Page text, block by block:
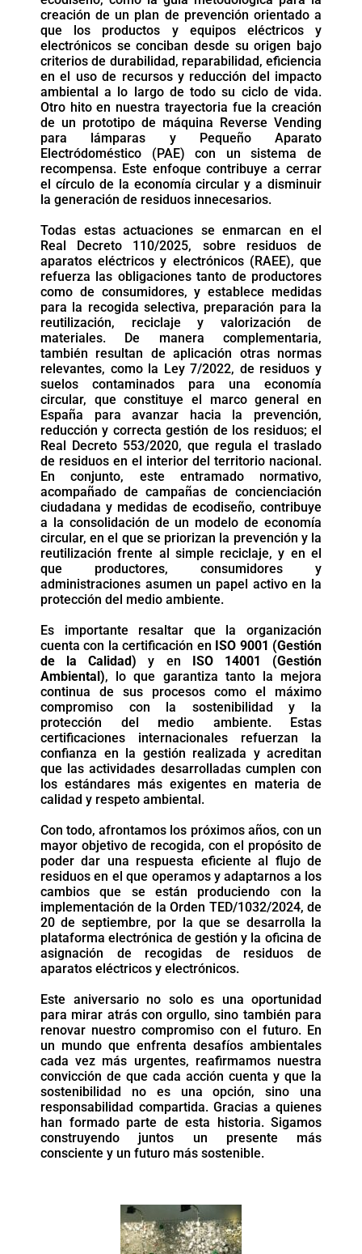
creación de un plan de prevención orientado a
que los productos y equipos eléctricos y
electrónicos se conciban desde su origen bajo
criterios de durabilidad, reparabilidad, eficiencia
en el uso de recursos y reducción del impacto
ambiental a lo largo de todo su ciclo de vida.
Otro hito en nuestra trayectoria fue la creación
de un prototipo de máquina Reverse Vending
para lámparas y Pequeño Aparato
Electródoméstico (PAE) con un sistema de
recompensa. Este enfoque contribuye a cerrar
el círculo de la economía circular y a disminuir
la generación de residuos innecesarios.
Todas estas actuaciones se enmarcan en el
Real Decreto 110/2025, sobre residuos de
aparatos eléctricos y electrónicos (RAEE), que
refuerza las obligaciones tanto de productores
como de consumidores, y establece medidas
para la recogida selectiva, preparación para la
reutilización, reciclaje y valorización de
materiales. De manera complementaria,
también resultan de aplicación otras normas
relevantes, como la Ley 7/2022, de residuos y
suelos contaminados para una economía
circular, que constituye el marco general en
España para avanzar hacia la prevención,
reducción y correcta gestión de los residuos; el
Real Decreto 553/2020, que regula el traslado
de residuos en el interior del territorio nacional.
En conjunto, este entramado normativo,
acompañado de campañas de concienciación
ciudadana y medidas de ecodiseño, contribuye
a la consolidación de un modelo de economía
circular, en el que se priorizan la prevención y la
reutilización frente al simple reciclaje, y en el
que productores, consumidores y
administraciones asumen un papel activo en la
protección del medio ambiente.
Es importante resaltar que la organización
cuenta con la certificación en ISO 9001 (Gestión
de la Calidad) y en ISO 14001 (Gestión
Ambiental), lo que garantiza tanto la mejora
continua de sus procesos como el máximo
compromiso con la sostenibilidad y la
protección del medio ambiente. Estas
certificaciones internacionales refuerzan la
confianza en la gestión realizada y acreditan
que las actividades desarrolladas cumplen con
los estándares más exigentes en materia de
calidad y respeto ambiental.
Con todo, afrontamos los próximos años, con un
mayor objetivo de recogida, con el propósito de
poder dar una respuesta eficiente al flujo de
residuos en el que operamos y adaptarnos a los
cambios que se están produciendo con la
implementación de la Orden TED/1032/2024, de
20 de septiembre, por la que se desarrolla la
plataforma electrónica de gestión y la oficina de
asignación de recogidas de residuos de
aparatos eléctricos y electrónicos.
Este aniversario no solo es una oportunidad
para mirar atrás con orgullo, sino también para
renovar nuestro compromiso con el futuro. En
un mundo que enfrenta desafíos ambientales
cada vez más urgentes, reafirmamos nuestra
convicción de que cada acción cuenta y que la
sostenibilidad no es una opción, sino una
responsabilidad compartida. Gracias a quienes
han formado parte de esta historia. Sigamos
construyendo juntos un presente más
consciente y un futuro más sostenible.